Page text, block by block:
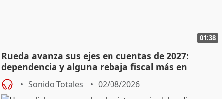
01:38
Rueda avanza sus ejes en cuentas de 2027:
dependencia y alguna rebaja fiscal más en
vivienda
Sonido Totales 02/08/2026